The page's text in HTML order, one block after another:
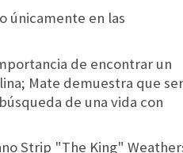
únicamente en las
de encontrar un
Mate demuestra que ser
de una vida con
Strip "The King"